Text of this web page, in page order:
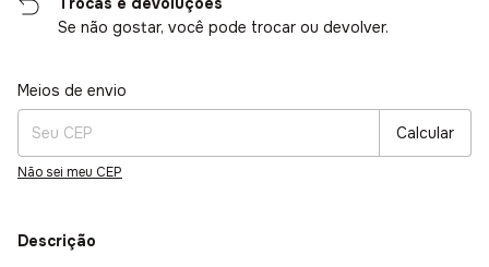
Se não gostar, você pode trocar ou devolver.
Entregas para o CEP:
Meios de envio
Calcular
Não sei meu CEP
Descrição